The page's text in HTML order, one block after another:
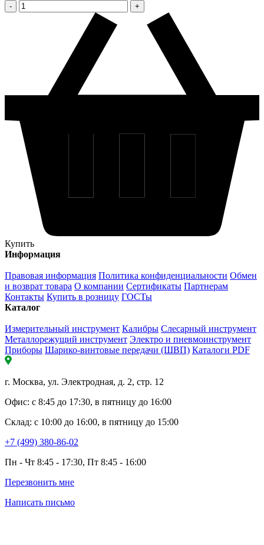
Купить
Информация
Правовая информация Политика конфиденциальности Обмен
и возврат товара О компании Сертификаты Партнерам
Контакты Купить в розницу ГОСТы
Каталог
Измерительный инструмент Калибры Слесарный инструмент
Металлорежущий инструмент Электро и пневмоинструмент
Приборы Шарико-винтовые передачи (ШВП) Каталоги PDF
г. Москва, ул. Электродная, д. 2, стр. 12
Офис: с 8:45 до 17:30, в пятницу до 16:00
Склад: с 10:00 до 16:00, в пятницу до 15:00
+7 (499) 380-86-02
Пн - Чт 8:45 - 17:30, Пт 8:45 - 16:00
Перезвонить мне
Написать письмо